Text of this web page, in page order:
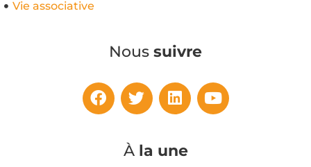
Vie associative
Nous suivre
À la une